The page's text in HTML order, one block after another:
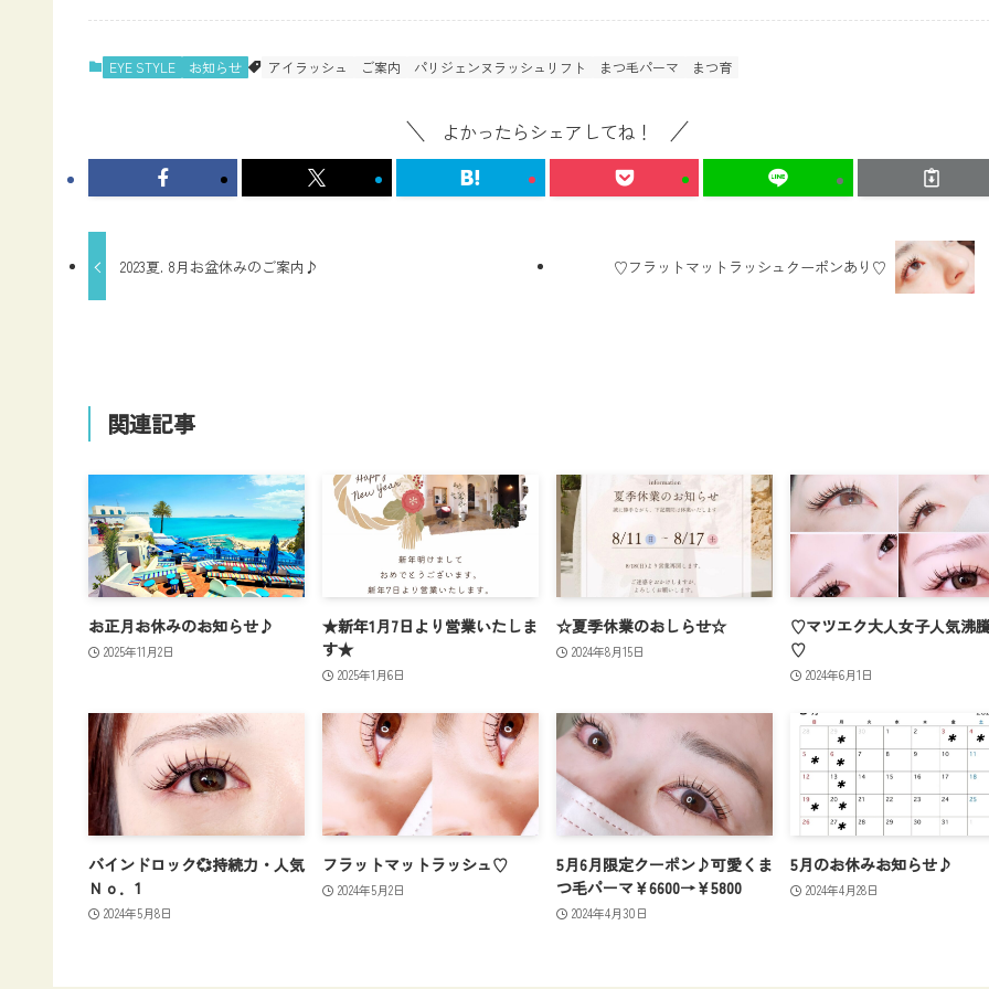
EYE STYLE お知らせ アイラッシュ ご案内 パリジェンヌラッシュリフト まつ毛パーマ まつ育
よかったらシェアしてね！
2023夏. 8月お盆休みのご案内♪ ♡フラットマットラッシュクーポンあり♡
関連記事
お正月お休みのお知らせ♪
2025年11月2日
★新年1月7日より営業いたしま
す★
2025年1月6日
☆夏季休業のおしらせ☆
2024年8月15日
♡マツエク大人女子人気沸
♡
2024年6月1日
バインドロック💞持続力・人気
Ｎｏ．1
2024年5月8日
フラットマットラッシュ♡
2024年5月2日
5月6月限定クーポン♪可愛くま
つ毛パーマ￥6600→￥5800
2024年4月30日
5月のお休みお知らせ♪
2024年4月28日